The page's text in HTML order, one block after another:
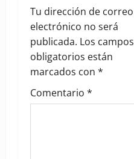
i
g
a
t
i
Tu dirección de correo
electrónico no será
publicada. Los campos
obligatorios están
marcados con *
Comentario *